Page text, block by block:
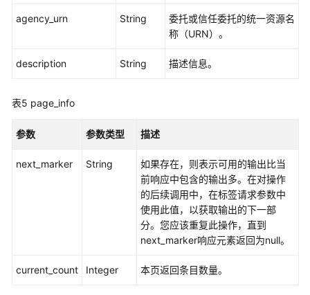
管
用
用
agency_urn String
委托或信任委托的统一资源名
称（URN）。
description String 描述信息。
表5 page_info
参数 参数类型 描述
next_marker String
如果存在，则表示可用的输出比当
前响应中包含的输出多。在对操作
的后续调用中，在标签请求参数中
使用此值，以获取输出的下一部
分。您应该重复此操作，直到
next_marker响应元素返回为null。
current_count Integer 本页返回条目数量。